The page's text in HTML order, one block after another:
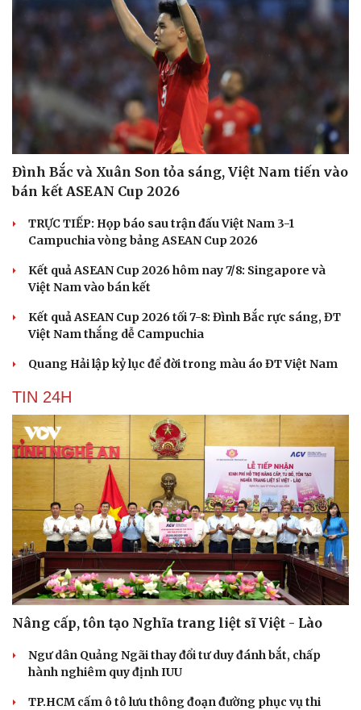
Cải chính
Đình Bắc và Xuân Son tỏa sáng, Việt Nam tiến vào
bán kết ASEAN Cup 2026
TRỰC TIẾP: Họp báo sau trận đấu Việt Nam 3-1
Campuchia vòng bảng ASEAN Cup 2026
Kết quả ASEAN Cup 2026 hôm nay 7/8: Singapore và
Việt Nam vào bán kết
Kết quả ASEAN Cup 2026 tối 7-8: Đình Bắc rực sáng, ĐT
Việt Nam thắng dễ Campuchia
Quang Hải lập kỷ lục để đời trong màu áo ĐT Việt Nam
TIN 24H
Nâng cấp, tôn tạo Nghĩa trang liệt sĩ Việt - Lào
Ngư dân Quảng Ngãi thay đổi tư duy đánh bắt, chấp
hành nghiêm quy định IUU
TP.HCM cấm ô tô lưu thông đoạn đường phục vụ thi